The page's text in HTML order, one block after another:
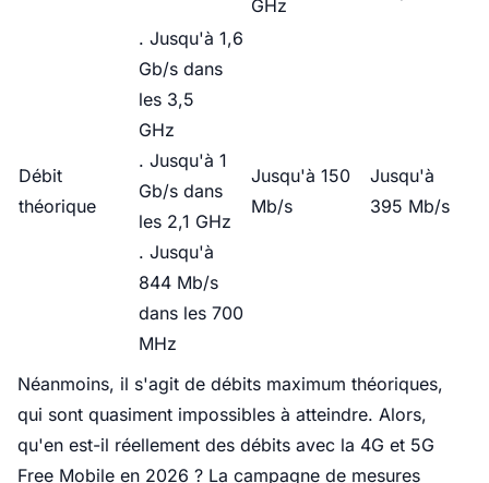
GHz
Débit
théorique
. Jusqu'à 1,6
Gb/s dans
les 3,5
GHz
. Jusqu'à 1
Gb/s dans
les 2,1 GHz
. Jusqu'à
844 Mb/s
dans les 700
MHz
Jusqu'à 150
Mb/s
Jusqu'à
395 Mb/s
Néanmoins, il s'agit de débits maximum théoriques,
qui sont quasiment impossibles à atteindre. Alors,
qu'en est-il réellement des débits avec la 4G et 5G
Free Mobile en 2026 ? La campagne de mesures